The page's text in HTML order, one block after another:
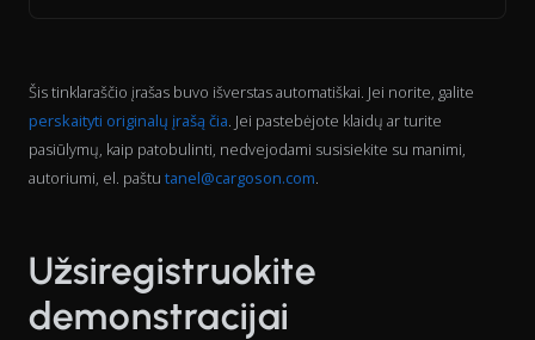
Šis tinklaraščio įrašas buvo išverstas automatiškai. Jei norite, galite
perskaityti originalų įrašą čia. Jei pastebėjote klaidų ar turite
pasiūlymų, kaip patobulinti, nedvejodami susisiekite su manimi,
autoriumi, el. paštu tanel@cargoson.com.
Užsiregistruokite
demonstracijai